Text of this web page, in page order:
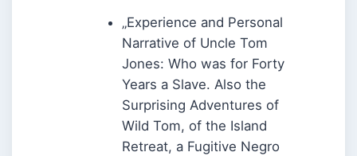
„Experience and Personal
Narrative of Uncle Tom
Jones: Who was for Forty
Years a Slave. Also the
Surprising Adventures of
Wild Tom, of the Island
Retreat, a Fugitive Negro